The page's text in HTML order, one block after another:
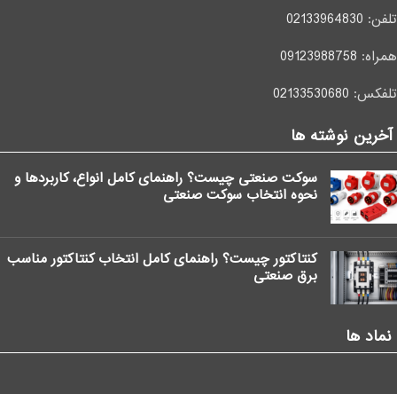
تلفن: 02133964830
همراه: 09123988758
تلفکس: 02133530680
آخرین نوشته ها
سوکت صنعتی چیست؟ راهنمای کامل انواع، کاربردها و
نحوه انتخاب سوکت صنعتی
کنتاکتور چیست؟ راهنمای کامل انتخاب کنتاکتور مناسب
برق صنعتی
نماد ها